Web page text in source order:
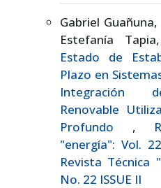
Gabriel
Estefanía
Estado de
Plazo en
Integración
Renovable
Profundo ,
"energía": Vol.
Revista Técnica
No. 22 ISSUE II